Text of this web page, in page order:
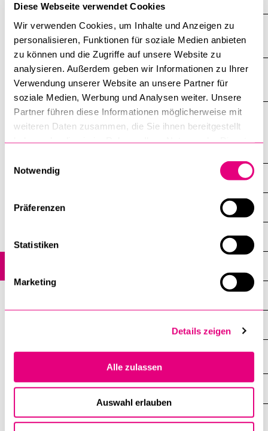
Diese Webseite verwendet Cookies
Wir verwenden Cookies, um Inhalte und Anzeigen zu
personalisieren, Funktionen für soziale Medien anbieten
zu können und die Zugriffe auf unsere Website zu
analysieren. Außerdem geben wir Informationen zu Ihrer
Verwendung unserer Website an unsere Partner für
soziale Medien, Werbung und Analysen weiter. Unsere
Partner führen diese Informationen möglicherweise mit
weiteren Daten zusammen, die Sie ihnen bereitgestellt
Notwendig
Präferenzen
Statistiken
Marketing
Details zeigen
Alle zulassen
Auswahl erlauben
Übersicht
Dissertationen
Wesentliche Publikationen
DIE UNI FÜR ...
UNTERMENÜ
ZENTRALE EINRICHTUNGEN
ZEIGE